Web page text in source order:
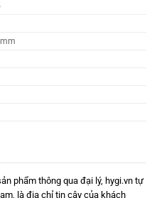
phẩm thông qua đại lý, hygi.vn tự
là địa chỉ tin cậy của khách